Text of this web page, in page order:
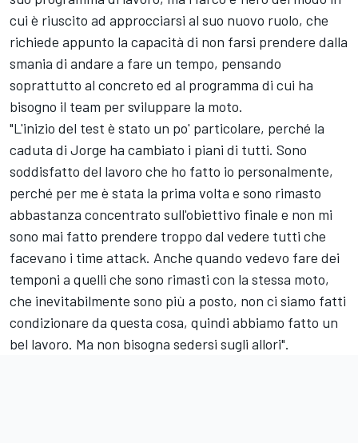
cui è riuscito ad approcciarsi al suo nuovo ruolo, che
richiede appunto la capacità di non farsi prendere dalla
smania di andare a fare un tempo, pensando
soprattutto al concreto ed al programma di cui ha
bisogno il team per sviluppare la moto.
"L'inizio del test è stato un po' particolare, perché la
caduta di Jorge ha cambiato i piani di tutti. Sono
soddisfatto del lavoro che ho fatto io personalmente,
perché per me è stata la prima volta e sono rimasto
abbastanza concentrato sull'obiettivo finale e non mi
sono mai fatto prendere troppo dal vedere tutti che
facevano i time attack. Anche quando vedevo fare dei
temponi a quelli che sono rimasti con la stessa moto,
che inevitabilmente sono più a posto, non ci siamo fatti
condizionare da questa cosa, quindi abbiamo fatto un
bel lavoro. Ma non bisogna sedersi sugli allori".